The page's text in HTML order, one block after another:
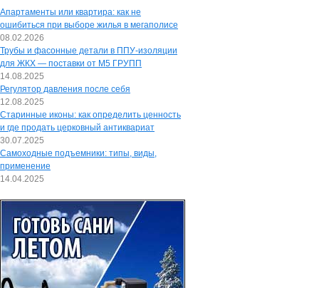
Апартаменты или квартира: как не
ошибиться при выборе жилья в мегаполисе
08.02.2026
Трубы и фасонные детали в ППУ-изоляции
для ЖКХ — поставки от М5 ГРУПП
14.08.2025
Регулятор давления после себя
12.08.2025
Старинные иконы: как определить ценность
и где продать церковный антиквариат
30.07.2025
Самоходные подъемники: типы, виды,
применение
14.04.2025